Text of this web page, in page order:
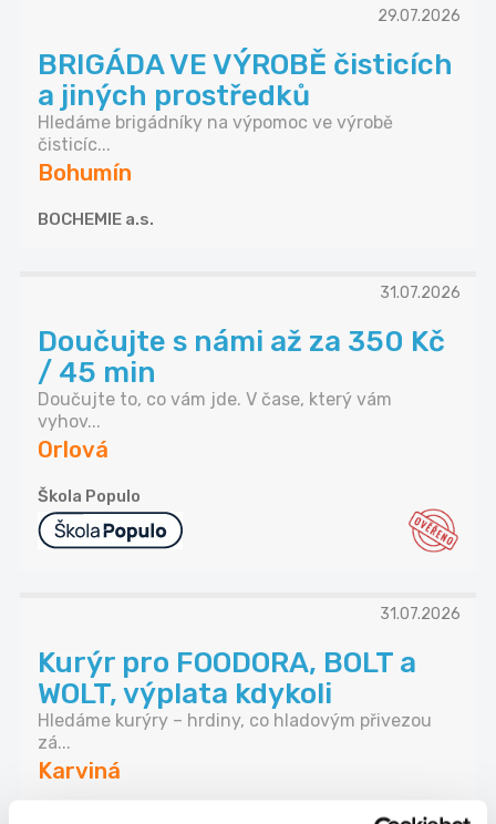
29.07.2026
BRIGÁDA VE VÝROBĚ čisticích
a jiných prostředků
Hledáme brigádníky na výpomoc ve výrobě
čisticíc...
Bohumín
BOCHEMIE a.s.
31.07.2026
Doučujte s námi až za 350 Kč
/ 45 min
Doučujte to, co vám jde. V čase, který vám
vyhov...
Orlová
Škola Populo
31.07.2026
Kurýr pro FOODORA, BOLT a
WOLT, výplata kdykoli
Hledáme kurýry – hrdiny, co hladovým přivezou
zá...
Karviná